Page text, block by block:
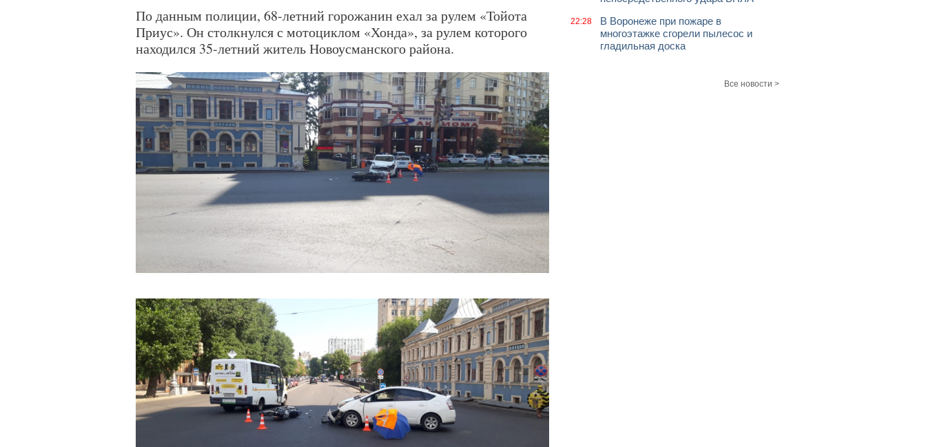
По данным полиции, 68-летний горожанин ехал за рулем «Тойота
Приус». Он столкнулся с мотоциклом «Хонда», за рулем которого
находился 35-летний житель Новоусманского района.
22:28
В Воронеже при пожаре в
многоэтажке сгорели пылесос и
гладильная доска
Все новости >